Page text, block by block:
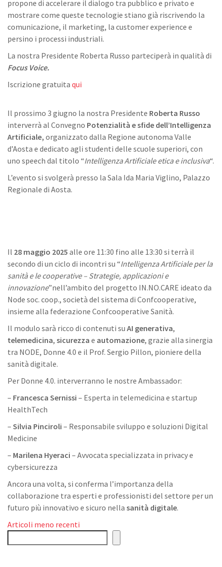
propone di accelerare il dialogo tra pubblico e privato e
mostrare come queste tecnologie stiano già riscrivendo la
comunicazione, il marketing, la customer experience e
persino i processi industriali.
La nostra Presidente Roberta Russo parteciperà in qualità di
Focus Voice.
Iscrizione gratuita qui
Il prossimo 3 giugno la nostra Presidente Roberta Russo
interverrà al Convegno Potenzialità e sfide dell’Intelligenza
Artificiale, organizzato dalla Regione autonoma Valle
d’Aosta e dedicato agli studenti delle scuole superiori, con
uno speech dal titolo “Intelligenza Artificiale etica e inclusiva“.
L’evento si svolgerà presso la Sala Ida Maria Viglino, Palazzo
Regionale di Aosta.
Il 28 maggio 2025 alle ore 11:30 fino alle 13:30 si terrà il
secondo di un ciclo di incontri su “Intelligenza Artificiale per la
sanità e le cooperative – Strategie, applicazioni e
innovazione”nell’ambito del progetto IN.NO.CARE ideato da
Node soc. coop., società del sistema di Confcooperative,
insieme alla federazione Confcooperative Sanità.
Il modulo sarà ricco di contenuti su AI generativa,
telemedicina, sicurezza e automazione, grazie alla sinergia
tra NODE, Donne 4.0 e il Prof. Sergio Pillon, pioniere della
sanità digitale.
Per Donne 4.0. interverranno le nostre Ambassador:
– Francesca Sernissi – Esperta in telemedicina e startup
HealthTech
– Silvia Pinciroli – Responsabile sviluppo e soluzioni Digital
Medicine
– Marilena Hyeraci – Avvocata specializzata in privacy e
cybersicurezza
Ancora una volta, si conferma l’importanza della
collaborazione tra esperti e professionisti del settore per un
futuro più innovativo e sicuro nella sanità digitale.
Navigazione
articoli
Articoli meno recenti